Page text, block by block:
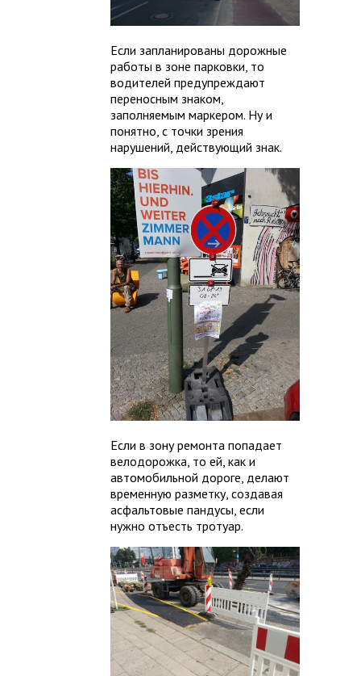
Если запланированы дорожные
работы в зоне парковки, то
водителей предупреждают
переносным знаком,
заполняемым маркером. Ну и
понятно, с точки зрения
нарушений, действующий знак.
Если в зону ремонта попадает
велодорожка, то ей, как и
автомобильной дороге, делают
временную разметку, создавая
асфальтовые пандусы, если
нужно отъесть тротуар.